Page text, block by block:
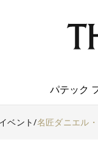
パテック
ベント/名匠ダニエル